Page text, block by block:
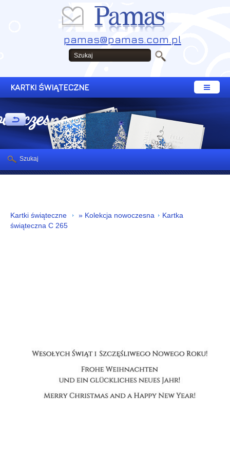
pamas@pamas.com.pl
KARTKI ŚWIĄTECZNE
Kartki świąteczne » Kolekcja nowoczesna
Kartka
świąteczna C 265
Szukaj